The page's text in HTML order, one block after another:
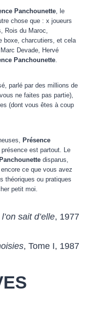
Panchounette, le
chose que : x joueurs
Rois du Maroc,
boxe, charcutiers, et cela
Devade, Hervé
Panchounette.
par des millions de
ne faites pas partie),
(dont vous êtes à coup
Présence
est partout. Le
disparus,
ce que vous avez
théoriques ou pratiques
petit moi.
sait d’elle, 1977
, Tome I, 1987